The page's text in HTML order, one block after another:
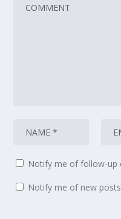
Notify me of follow-up
Notify me of new